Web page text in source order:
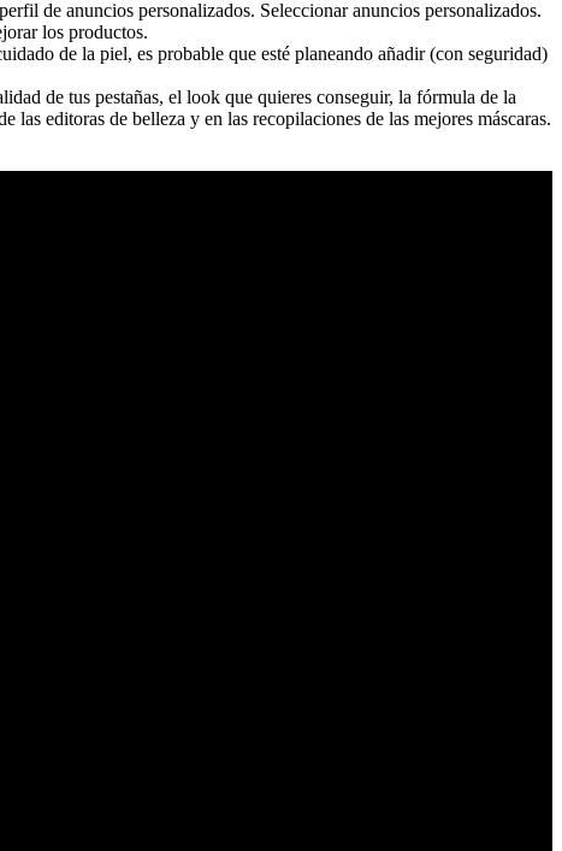
de anuncios personalizados. Seleccionar anuncios personalizados.
los productos.
de la piel, es probable que esté planeando añadir (con seguridad)
de tus pestañas, el look que quieres conseguir, la fórmula de la
las editoras de belleza y en las recopilaciones de las mejores máscaras.